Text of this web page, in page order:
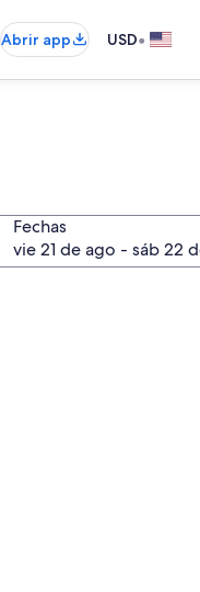
Abrir app USD•
Fechas